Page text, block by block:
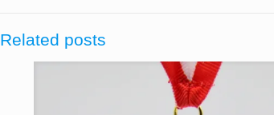
Related posts